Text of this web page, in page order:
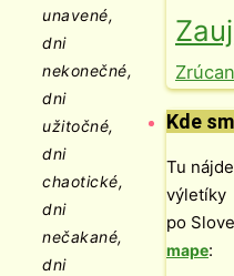
unavené,
dni
nekonečné,
dni
užitočné,
dni
chaotické,
dni
nečakané,
dni
Kde
Tu
výletíky
po
mape: